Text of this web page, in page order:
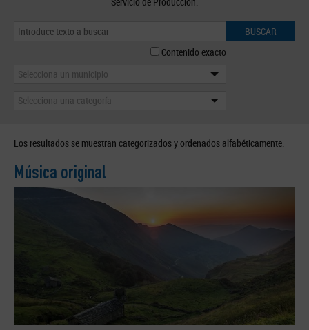
BUSCAR
Contenido exacto
Selecciona un municipio
Selecciona una categoría
Los resultados se muestran categorizados y ordenados alfabéticamente.
Música original